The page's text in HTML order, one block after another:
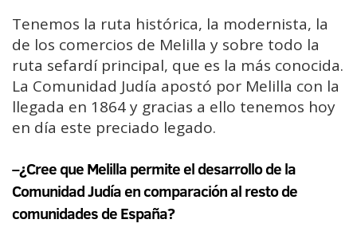
Tenemos la ruta histórica, la modernista, la
de los comercios de Melilla y sobre todo la
ruta sefardí principal, que es la más conocida.
La Comunidad Judía apostó por Melilla con la
llegada en 1864 y gracias a ello tenemos hoy
en día este preciado legado.
–¿Cree que Melilla permite el desarrollo de la
Comunidad Judía en comparación al resto de
comunidades de España?